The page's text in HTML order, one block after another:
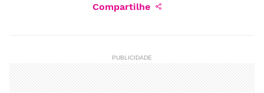
Compartilhe
PUBLICIDADE